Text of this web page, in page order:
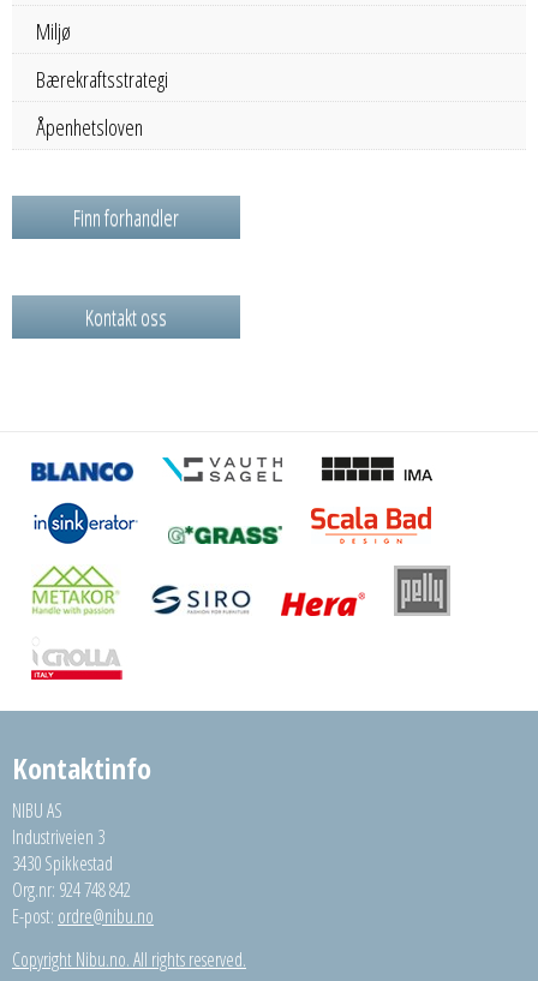
Miljø
Bærekraftsstrategi
Åpenhetsloven
Finn forhandler
Kontakt oss
Kontaktinfo
NIBU AS
Industriveien 3
3430 Spikkestad
Org.nr: 924 748 842
E-post: ordre@nibu.no
Copyright Nibu.no. All rights reserved.